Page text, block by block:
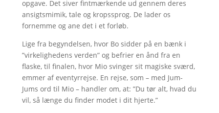
opgave. Det siver fintmærkende ud gennem deres
ansigtsmimik, tale og kropssprog. De lader os
fornemme og ane det i et forløb.
Lige fra begyndelsen, hvor Bo sidder på en bænk i
”virkelighedens verden” og befrier en ånd fra en
flaske, til finalen, hvor Mio svinger sit magiske sværd,
emmer af eventyrrejse. En rejse, som – med Jum-
Jums ord til Mio – handler om, at: ”Du tør alt, hvad du
vil, så længe du finder modet i dit hjerte.”